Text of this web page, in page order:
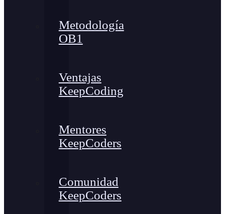
Metodología
OB1
Ventajas
KeepCoding
Mentores
KeepCoders
Comunidad
KeepCoders